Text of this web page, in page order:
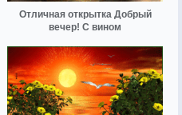
Отличная открытка Добрый
вечер! С вином